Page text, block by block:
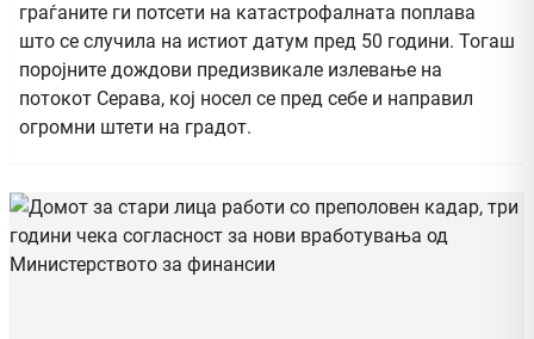
граѓаните ги потсети на катастрофалната поплава
што се случила на истиот датум пред 50 години. Тогаш
поројните дождови предизвикале излевање на
потокот Серава, кој носел се пред себе и направил
огромни штети на градот.